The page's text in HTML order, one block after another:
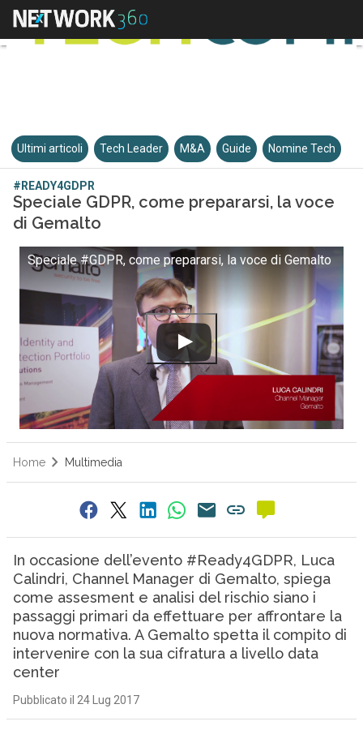
Ultimi articoli Tech Leader M&A Guide Nomine Tech
#READY4GDPR
Speciale GDPR, come prepararsi, la voce
di Gemalto
Speciale #GDPR, come prepararsi, la voce di Gemalto
Home Multimedia
In occasione dell’evento #Ready4GDPR, Luca
Calindri, Channel Manager di Gemalto, spiega
come assesment e analisi del rischio siano i
passaggi primari da effettuare per affrontare la
nuova normativa. A Gemalto spetta il compito di
intervenire con la sua cifratura a livello data
center
Pubblicato il 24 Lug 2017